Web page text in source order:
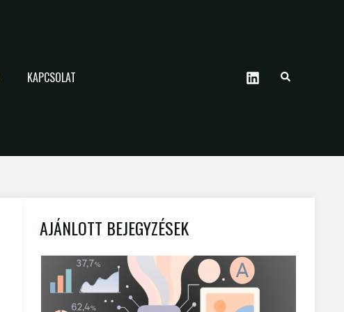
KAPCSOLAT
AJÁNLOTT BEJEGYZÉSEK